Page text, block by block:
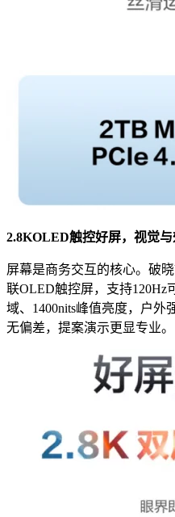
2.8KOLED触控好屏，视觉
屏幕是商务交互的核心。破
联OLED触控屏，支持120Hz
域、1400nits峰值亮度，户外
无偏差，提案演示更显专业。